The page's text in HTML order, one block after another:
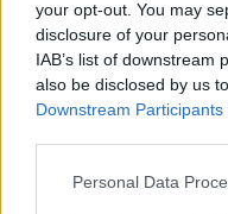
your opt-out. You may
disclosure of your
IAB’s list of downstream
also be disclosed by us
Downstream Participants
Please note that this
Personal Data